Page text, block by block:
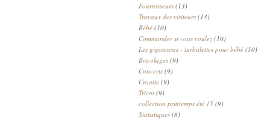
Fournisseurs (13)
Travaux des visiteurs (13)
Bébé (10)
Commander si vous voulez (10)
Les gigoteuses - turbulettes pour bébé (10)
Bricolages (9)
Concerts (9)
Croatie (9)
Tricot (9)
collection printemps été 15 (9)
Statistiques (8)